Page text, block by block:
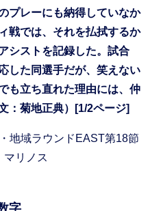
プレーにも納得していなか
戦では、それを払拭するか
シストを記録した。試合
した同選手だが、笑えない
も立ち直れた理由には、仲
：菊地正典）[1/2ページ]
地域ラウンドEAST第18節
マリノス
字